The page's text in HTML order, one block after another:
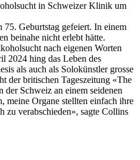
in Schweizer Klinik um
75. Geburtstag gefeiert. In einem
beinahe nicht erlebt hätte.
nach eigenen Worten
2024 hing das Leben des
als auch als Solokünstler grosse
der britischen Tageszeitung «The
Schweiz an einem seidenen
meine Organe stellten einfach ihre
zu verabschieden», sagte Collins